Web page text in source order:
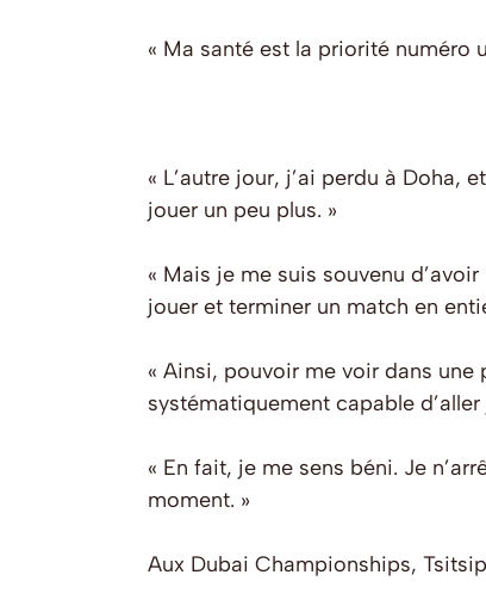
« Ma santé est la priorité numéro
« L’autre jour, j’ai perdu à Doha,
jouer un peu plus. »
« Mais je me suis souvenu
jouer et terminer un match en
« Ainsi, pouvoir me voir dans
systématiquement capable
« En fait, je me sens béni. Je
moment. »
Aux Dubai Championships,